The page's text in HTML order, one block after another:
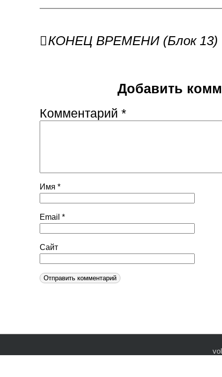
КОНЕЦ ВРЕМЕНИ (Блок 13)
Добавить
Комментарий *
Имя *
Email *
Сайт